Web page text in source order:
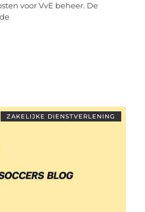
voor VvE beheer. De
ZAKELIJKE DIENSTVERLENING